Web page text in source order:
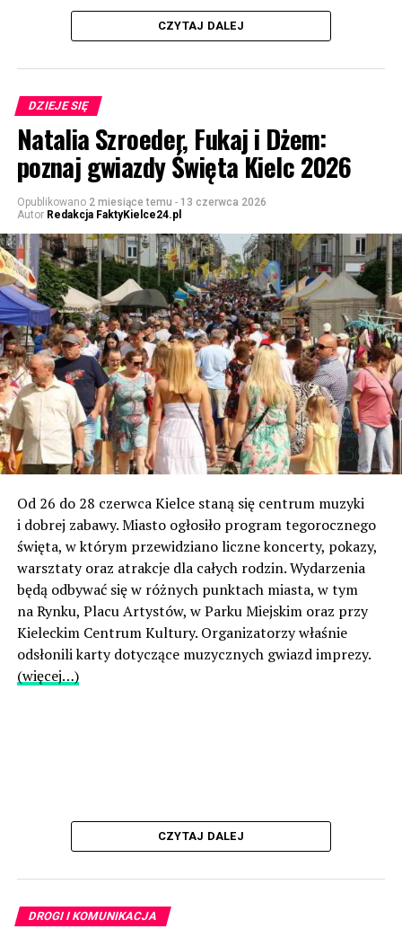
CZYTAJ DALEJ
DZIEJE SIĘ
Natalia Szroeder, Fukaj i Dżem:
poznaj gwiazdy Święta Kielc 2026
Opublikowano 2 miesiące temu - 13 czerwca 2026
Autor Redakcja FaktyKielce24.pl
Od 26 do 28 czerwca Kielce staną się centrum muzyki
i dobrej zabawy. Miasto ogłosiło program tegorocznego
święta, w którym przewidziano liczne koncerty, pokazy,
warsztaty oraz atrakcje dla całych rodzin. Wydarzenia
będą odbywać się w różnych punktach miasta, w tym
na Rynku, Placu Artystów, w Parku Miejskim oraz przy
Kieleckim Centrum Kultury. Organizatorzy właśnie
odsłonili karty dotyczące muzycznych gwiazd imprezy.
(więcej…)
CZYTAJ DALEJ
DROGI I KOMUNIKACJA